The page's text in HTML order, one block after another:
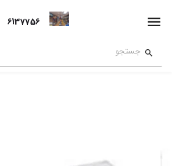
6137756